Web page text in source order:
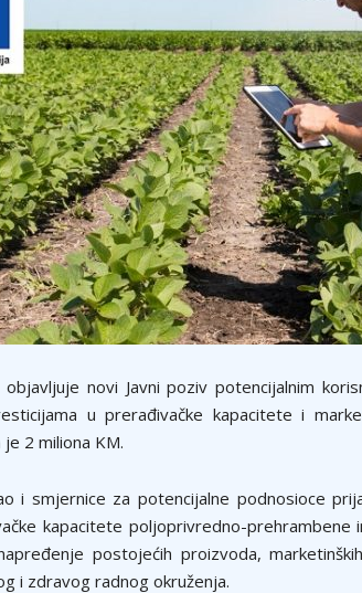
objavljuje novi Javni poziv potencijalnim
u prerađivačke kapacitete i
2 miliona KM.
i smjernice za potencijalne podnosioce
kapacitete poljoprivredno-prehrambene
postojećih proizvoda,
i zdravog radnog okruženja.